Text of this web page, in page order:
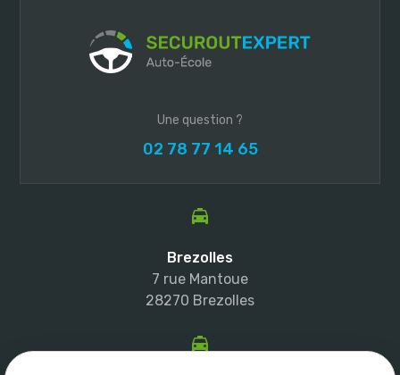
Une question ?
02 78 77 14 65
Brezolles
7 rue Mantoue
28270 Brezolles